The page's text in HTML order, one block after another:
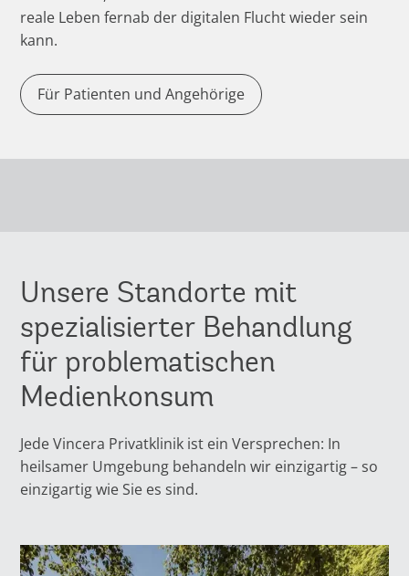
reale Leben fernab der digitalen Flucht wieder sein
kann.
Für Patienten und Angehörige
Unsere Standorte mit
spezialisierter Behandlung
für problematischen
Medienkonsum
Jede Vincera Privatklinik ist ein Versprechen: In
heilsamer Umgebung behandeln wir einzigartig – so
einzigartig wie Sie es sind.